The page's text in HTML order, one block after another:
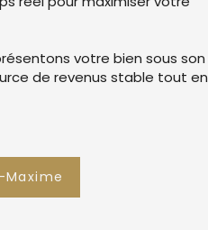
votre bien sous son
de revenus stable tout en